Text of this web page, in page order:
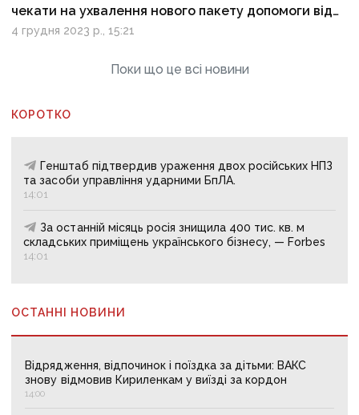
чекати на ухвалення нового пакету допомоги від
США?
4 грудня 2023 р., 15:21
Поки що це всі новини
КОРОТКО
Генштаб підтвердив ураження двох російських НПЗ
та засоби управління ударними БпЛА.
14:01
За останній місяць росія знищила 400 тис. кв. м
складських приміщень українського бізнесу, — Forbes
14:01
ОСТАННІ НОВИНИ
Відрядження, відпочинок і поїздка за дітьми: ВАКС
знову відмовив Кириленкам у виїзді за кордон
14:00